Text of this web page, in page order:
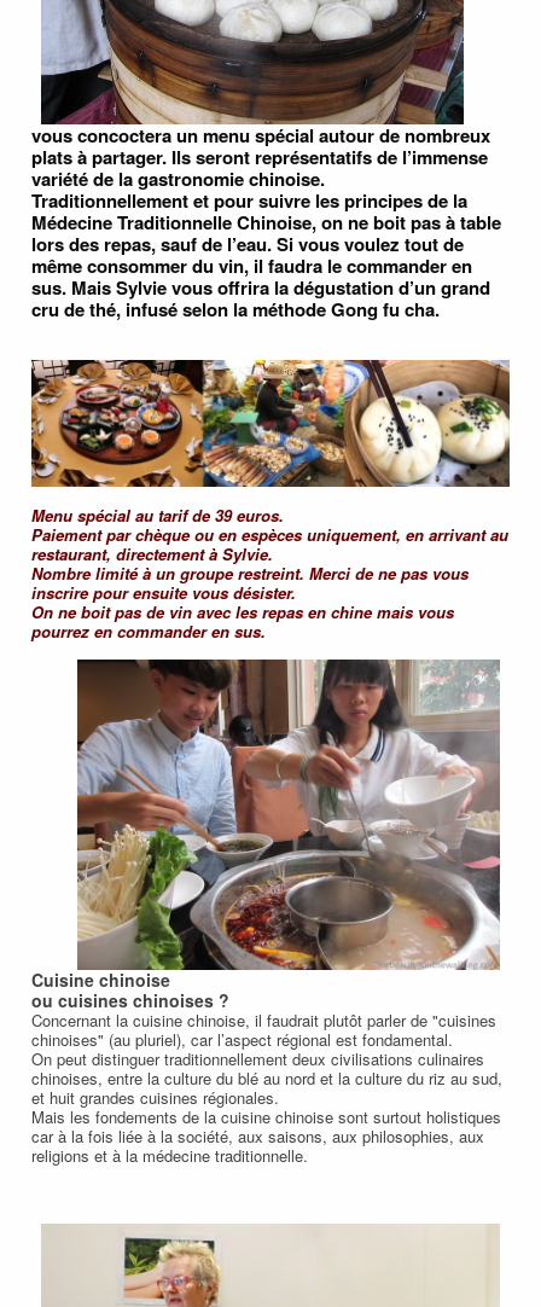
vous concoctera un menu spécial autour de nombreux
plats à partager. Ils seront représentatifs de l’immense
variété de la gastronomie chinoise.
Traditionnellement et pour suivre les principes de la
Médecine Traditionnelle Chinoise, on ne boit pas à table
lors des repas, sauf de l’eau. Si vous voulez tout de
même consommer du vin, il faudra le commander en
sus. Mais Sylvie vous offrira la dégustation d’un grand
cru de thé, infusé selon la méthode Gong fu cha.
Menu spécial au tarif de 39 euros.
Paiement par chèque ou en espèces uniquement, en arrivant au
restaurant, directement à Sylvie.
Nombre limité à un groupe restreint. Merci de ne pas vous
inscrire pour ensuite vous désister.
On ne boit pas de vin avec les repas en chine mais vous
pourrez en commander en sus.
Cuisine chinoise
ou cuisines chinoises ?
Concernant la cuisine chinoise, il faudrait plutôt parler de "cuisines
chinoises" (au pluriel), car l’aspect régional est fondamental.
On peut distinguer traditionnellement deux civilisations culinaires
chinoises, entre la culture du blé au nord et la culture du riz au sud,
et huit grandes cuisines régionales.
Mais les fondements de la cuisine chinoise sont surtout holistiques
car à la fois liée à la société, aux saisons, aux philosophies, aux
religions et à la médecine traditionnelle.